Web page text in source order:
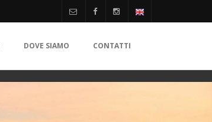
DOVE SIAMO CONTATTI